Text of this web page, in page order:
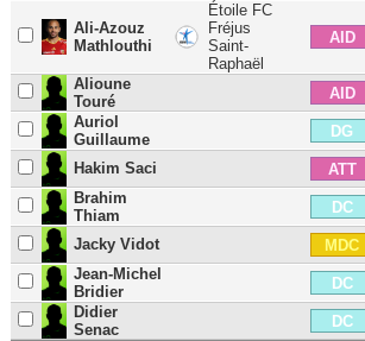
Ali-Azouz
Mathlouthi
Étoile FC
Fréjus
Saint-
Raphaël
AID
Alioune
Touré
AID
Auriol
Guillaume
DG
Hakim Saci ATT
Brahim
Thiam
DC
Jacky Vidot MDC
Jean-Michel
Bridier
DC
Didier
Senac
DC